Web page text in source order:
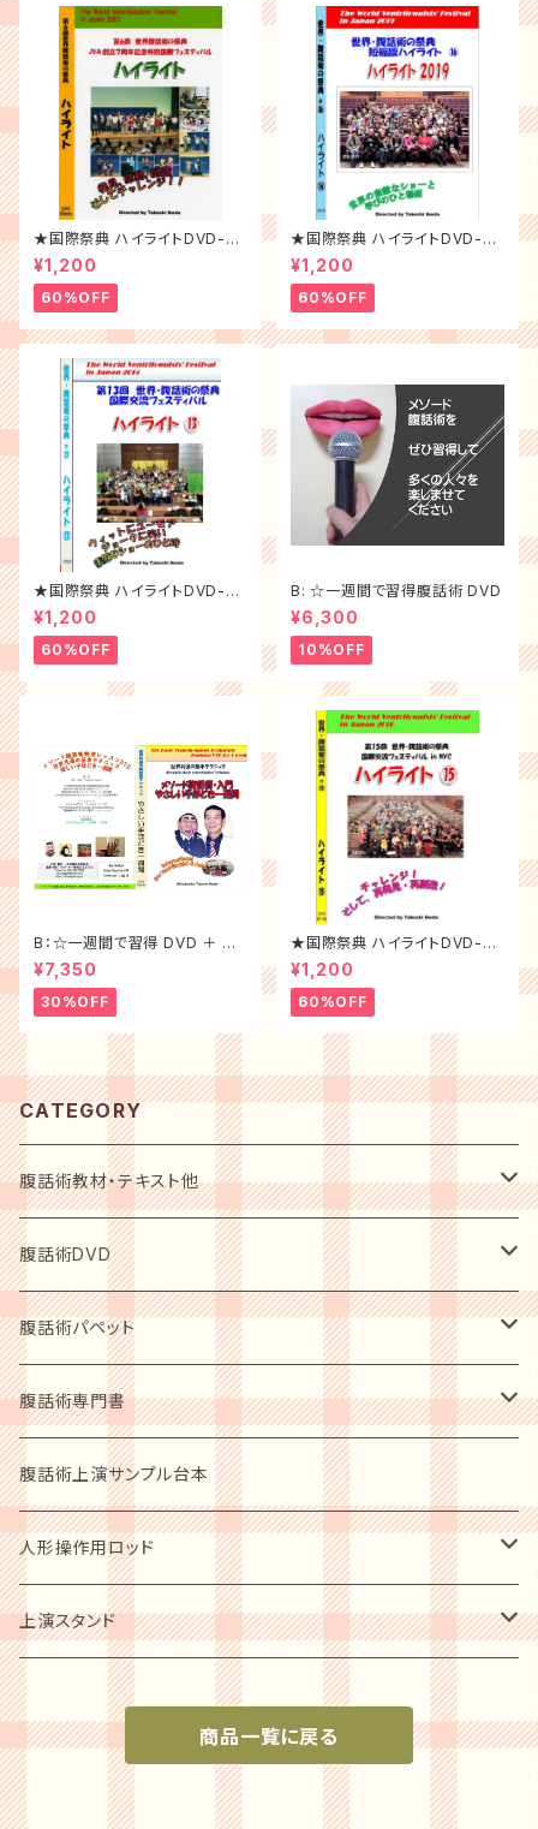
★国際祭典 ハイライトDVD-20
07年
¥1,200
60%OFF
★国際祭典 ハイライトDVD-20
19年
¥1,200
60%OFF
★国際祭典 ハイライトDVD-20
14年
¥1,200
60%OFF
B: ☆一週間で習得腹話術 DVD
¥6,300
10%OFF
B：☆一週間で習得 DVD ＋ 腹
話術テキスト ＜大特価セット割
30%off＞
¥7,350
30%OFF
★国際祭典 ハイライトDVD-20
16年
¥1,200
60%OFF
CATEGORY
腹話術教材・テキスト他
初心者用入門テキスト
指導者用テキスト
上演必需品
人形スタント
ステージカーテン
音響セット
腹話術DVD
初心者用入門DVD
レベルアップショーDVD
指導者の手ほどき 2枚組
腹話術パペット
動物ソフトパッペト
人型人形
人型パペット
ショーアップ商品
パペットシューズ
腹話術専門書
腹話術愛好者用
歴史写真集
腹話術の歴史他
指導者用ガイドブック
腹話術上演サンプル台本
人形操作用ロッド
ソフトパッペト用
小型人形用
小型～中型パペット用
上演スタンド
上演必需品
人形スタンド
商品一覧に戻る